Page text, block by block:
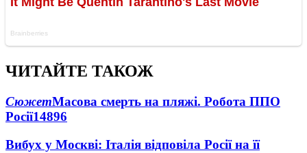
ЧИТАЙТЕ ТАКОЖ
СюжетМасова смерть на пляжі. Робота ППО
Росії14896
Вибух у Москві: Італія відповіла Росії на її